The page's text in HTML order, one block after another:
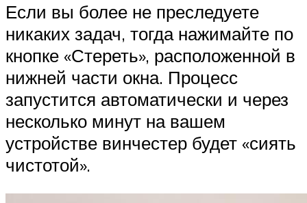
Если вы более не преследуете
никаких задач, тогда нажимайте по
кнопке «Стереть», расположенной в
нижней части окна. Процесс
запустится автоматически и через
несколько минут на вашем
устройстве винчестер будет «сиять
чистотой».